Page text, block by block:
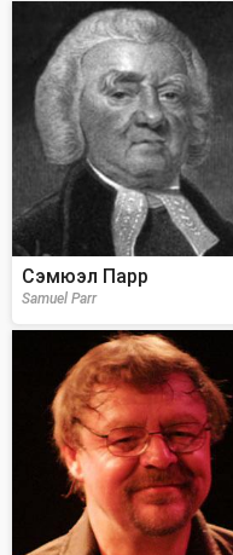
Сэмюэл Парр
Samuel Parr